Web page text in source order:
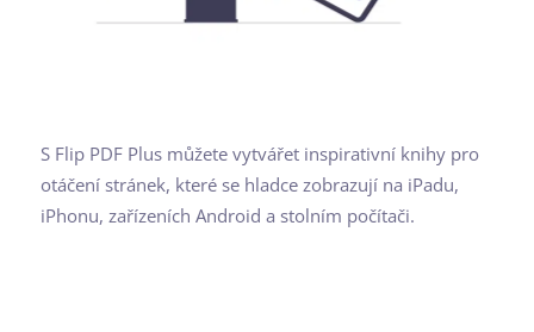
S Flip PDF Plus můžete vytvářet inspirativní knihy pro
otáčení stránek, které se hladce zobrazují na iPadu,
iPhonu, zařízeních Android a stolním počítači.